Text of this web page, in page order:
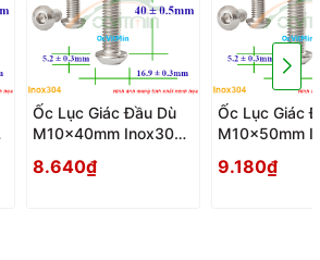
Ốc Lục Giác Đầu Dù
M10x40mm Inox304
8.640₫
Ốc Lục Giác
M10x50mm
9.180₫